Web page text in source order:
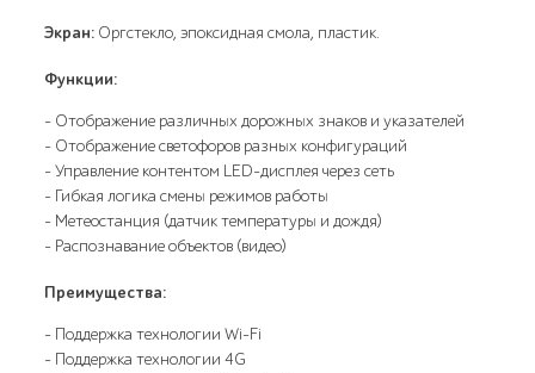
Экран: Оргстекло, эпоксидная смола, пластик.
Функции:
- Отображение различных дорожных знаков и указателей
- Отображение светофоров разных конфигураций
- Управление контентом LED-дисплея через сеть
- Гибкая логика смены режимов работы
- Метеостанция (датчик температуры и дождя)
- Распознавание объектов (видео)
Преимущества:
- Поддержка технологии Wi-Fi
- Поддержка технологии 4G